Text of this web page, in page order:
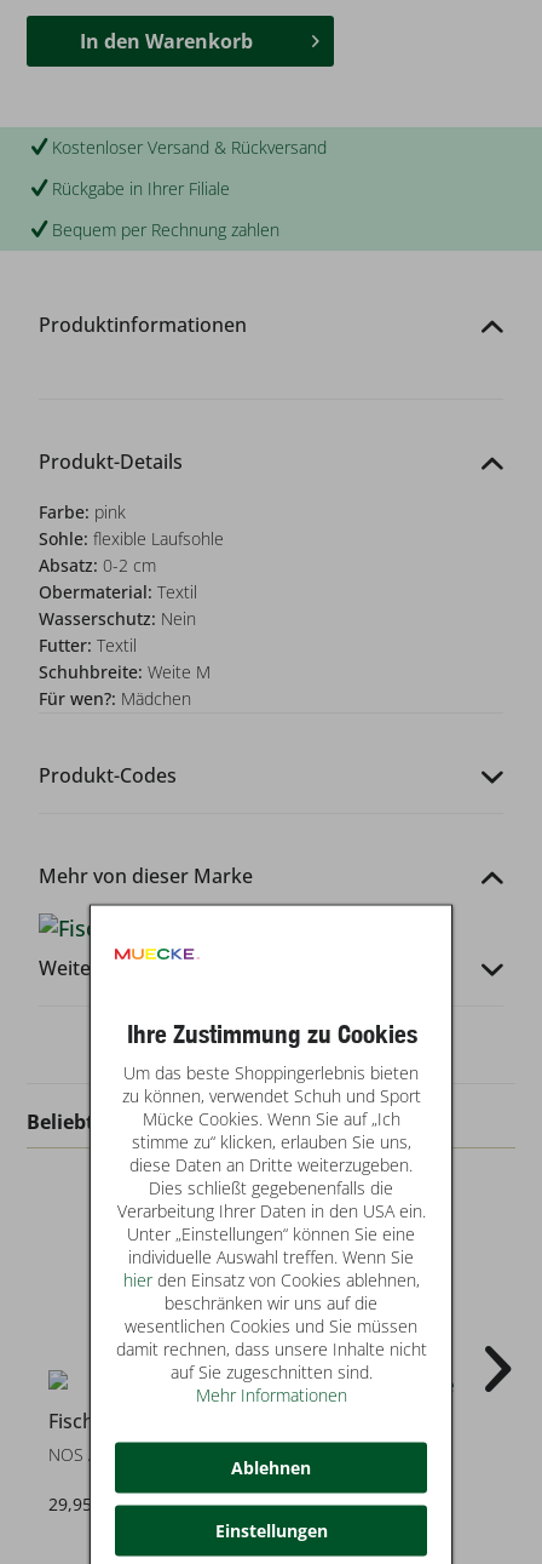
In den Warenkorb
Kostenloser Versand & Rückversand
Rückgabe in Ihrer Filiale
Bequem per Rechnung zahlen
Produktinformationen
Produkt-Details
Farbe: pink
Sohle: flexible Laufsohle
Absatz: 0-2 cm
Obermaterial: Textil
Wasserschutz: Nein
Futter: Textil
Schuhbreite: Weite M
Für wen?: Mädchen
Produkt-Codes
Mehr von dieser Marke
Weitere Infos
Beliebt in dieser Kategorie
Fischer
NOS ARTIKEL
29,95 €
50
14,99 € statt* 29,95 €
Ihre Zustimmung zu Cookies
Um das beste Shoppingerlebnis bieten
zu können, verwendet Schuh und Sport
Mücke Cookies. Wenn Sie auf „Ich
stimme zu“ klicken, erlauben Sie uns,
diese Daten an Dritte weiterzugeben.
Dies schließt gegebenenfalls die
Verarbeitung Ihrer Daten in den USA ein.
Unter „Einstellungen“ können Sie eine
individuelle Auswahl treffen. Wenn Sie
hierden Einsatz von Cookies ablehnen,
beschränken wir uns auf die
wesentlichen Cookies und Sie müssen
damit rechnen, dass unsere Inhalte nicht
auf Sie zugeschnitten sind.
Mehr Informationen
Ablehnen
Einstellungen